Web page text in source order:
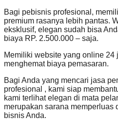
Bagi pebisnis profesional,
premium rasanya lebih pantas.
eksklusif, elegan sudah bisa
biaya RP. 2.500.000 – saja.
Memiliki website yang online 24
menghemat biaya pemasaran.
Bagi Anda yang mencari jasa
profesional , kami siap
kami terlihat elegan di mata
merupakan sarana memperluas
bisnis Anda.